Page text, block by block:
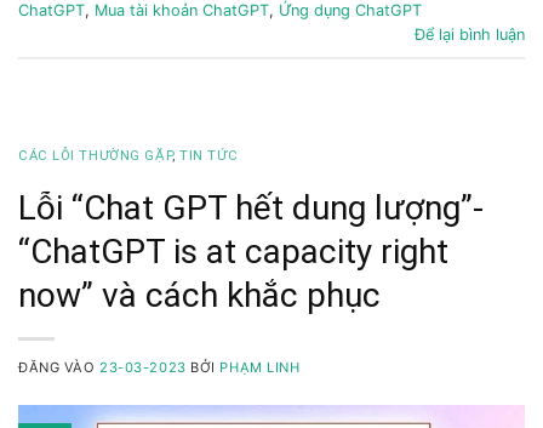
ChatGPT, Mua tài khoản ChatGPT, Ứng dụng ChatGPT
Để lại bình luận
CÁC LỖI THƯỜNG GẶP,TIN TỨC
Lỗi “Chat GPT hết dung lượng”-
“ChatGPT is at capacity right
now” và cách khắc phục
ĐĂNG VÀO23-03-2023 BỞI PHẠM LINH